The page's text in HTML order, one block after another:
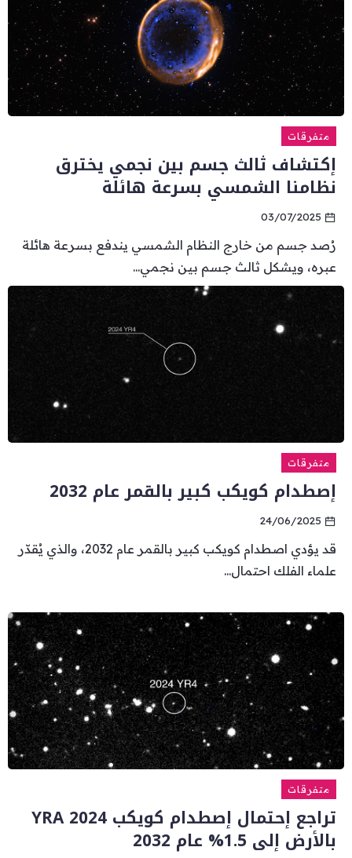
متفرقات
إكتشاف ثالث جسم بين نجمي يخترق
نظامنا الشمسي بسرعة هائلة
03/07/2025
رُصد جسم من خارج النظام الشمسي يندفع بسرعة هائلة
عبره، ويشكل ثالث جسم بين نجمي...
متفرقات
إصطدام كويكب كبير بالقمر عام 2032
24/06/2025
قد يؤدي اصطدام كويكب كبير بالقمر عام 2032، والذي يُقدّر
علماء الفلك احتمال...
متفرقات
تراجع إحتمال إصطدام كويكب YRA 2024
بالأرض إلى 1.5% عام 2032